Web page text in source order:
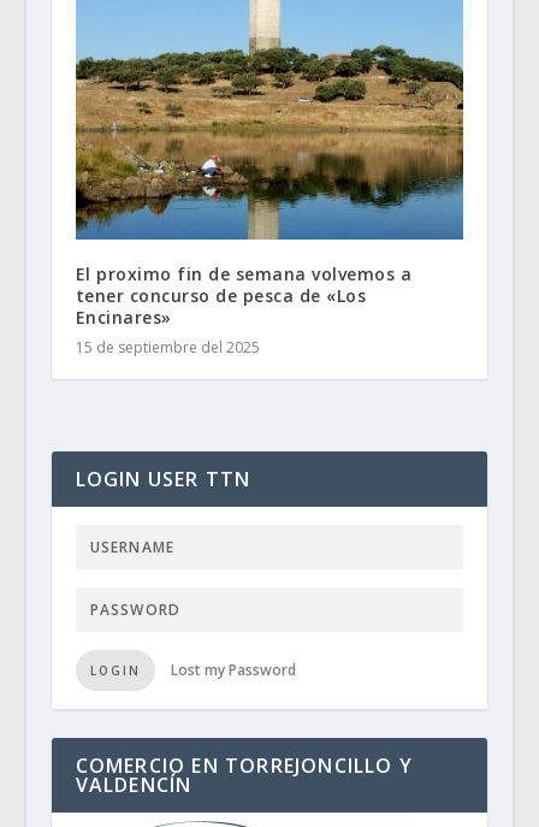
El proximo fin de semana volvemos a
tener concurso de pesca de «Los
Encinares»
15 de septiembre del 2025
LOGIN USER TTN
LOGIN Lost my Password
COMERCIO EN TORREJONCILLO Y
VALDENCÍN